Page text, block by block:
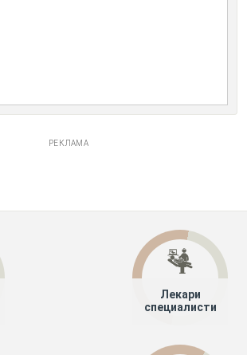
РЕКЛАМА
Лекари
специалисти